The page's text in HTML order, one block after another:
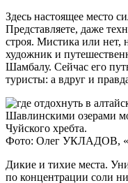
Здесь настоящее место
Представляете, даже
строя. Мистика или нет,
художник и
Шамбалу. Сейчас его
туристы: а вдруг и
Шавлинскими озерами
Чуйского хребта.
Фото: Олег УКЛАДОВ,
Дикие и тихие места.
по концентрации соли